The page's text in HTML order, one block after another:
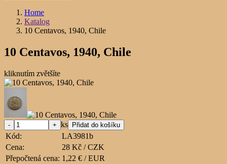
Home
Katalog
10 Centavos, 1940, Chile
10 Centavos, 1940, Chile
kliknutím zvětšíte
ks
Kód:
LA3981b
Cena:
28 Kč / CZK
Přepočtená cena: 1,22 € / EUR